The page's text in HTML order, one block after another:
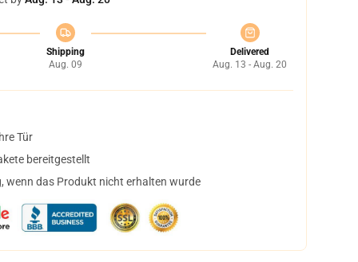
Shipping
Aug. 09
Delivered
Aug. 13 - Aug. 20
Tür
bereitgestellt
wenn das Produkt nicht erhalten wurde